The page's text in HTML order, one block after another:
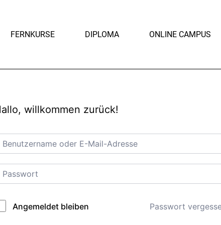
FERNKURSE DIPLOMA ONLINE CAMPUS
willkommen zurück!
Angemeldet bleiben Passwort